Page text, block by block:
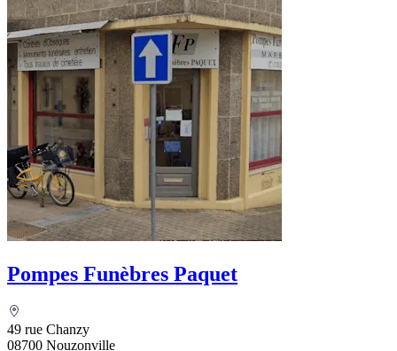
Pompes Funèbres Paquet
49 rue Chanzy
08700 Nouzonville